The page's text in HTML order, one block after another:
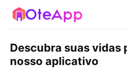
Descubra suas vidas
nosso aplicativo